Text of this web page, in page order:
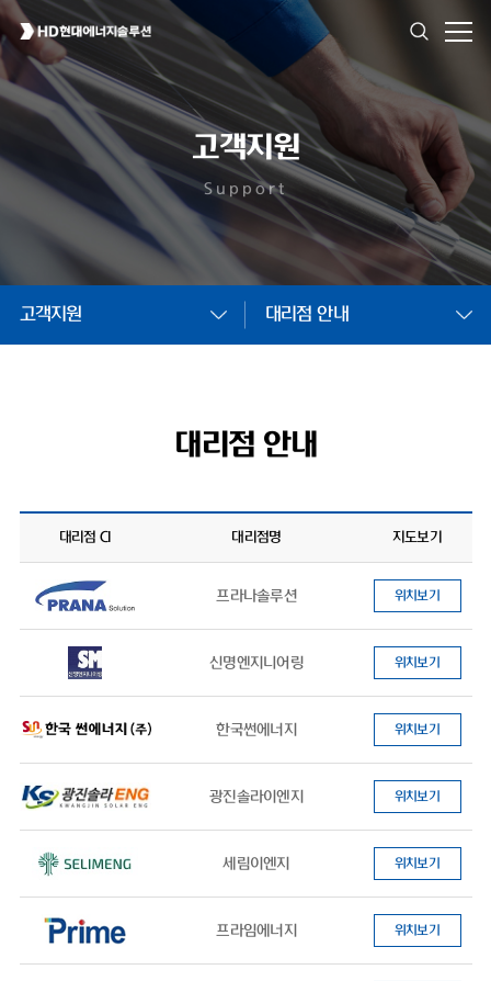
고객지원
Support
고객지원 대리점 안내
대리점 안내
대리점 CI 대리점명 지도보기
프라나솔루션 위치보기
신명엔지니어링 위치보기
한국썬에너지 위치보기
광진솔라이엔지 위치보기
세림이엔지 위치보기
프라임에너지 위치보기